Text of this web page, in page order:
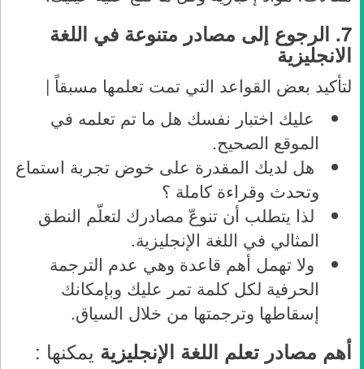
7. الرجوع إلى مصادر متنوعة في اللغة
الانجليزية
لتأكيد بعض القواعد التي تمت تعلمها مسبقاً |
عليك اختبار نفسك هل ما تم تعلمه في
الموقع الصحيح.
هل لديك المقدرة على خوض تجربة استماع
وتحدث وقراءة كاملة ؟
لذا يتطلب أن تنوعّ مصادرك لتعلّم النطق
المثالي في اللغة الإنجليزية.
ولا تهمل أهم قاعدة وهي عدم الترجمة
الحرفية لكل كلمة تمر عليك وبإمكانك
إسقاطها وترجمتها من خلال السياق.
أهم مصادر تعلم اللغة الإنجليزية يمكنها :